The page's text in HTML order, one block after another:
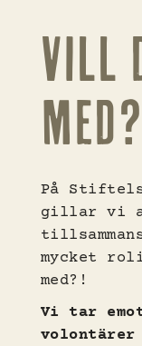
VILL
På
gillar vi
mycket
med?!
Vi tar
volontärer